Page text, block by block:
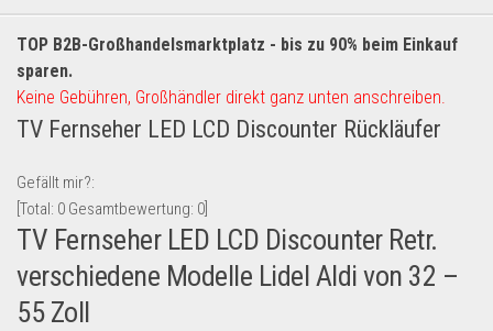
Geschenkartikel
Handy und Smartphone
Kosmetik & Pflege
Multimedia & Elektro
Münzen
Spielzeug & Games
Schuhe & Accessoires
TOP B2B-Großhandelsmarktplatz - bis zu 90% beim Einkauf
sparen.
Keine Gebühren, Großhändler direkt ganz unten anschreiben.
TV Fernseher LED LCD Discounter Rückläufer
Gefällt mir?:
[Total: 0 Gesamtbewertung: 0
TV Fernseher LED LCD Discounter Retr.
verschiedene Modelle Lidel Aldi von 32 –
55 Zoll